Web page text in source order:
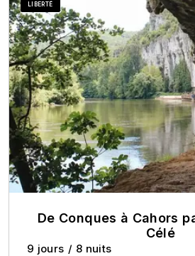
LIBERTÉ
De Conques à Cahors
Célé
9 jours / 8 nuits